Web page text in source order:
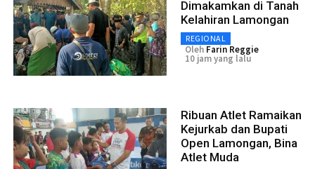
Dimakamkan di Tanah
Kelahiran Lamongan
REGIONAL
Oleh Farin Reggie
10 jam yang lalu
Ribuan Atlet Ramaikan
Kejurkab dan Bupati
Open Lamongan, Bina
Atlet Muda